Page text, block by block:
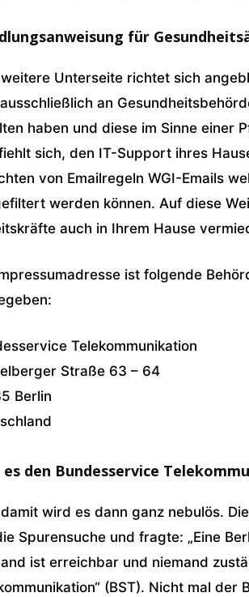
für
weitere Unterseite richtet sich
an
haben und diese im Sinne einer
sich, den IT-Support ihres
von Emailregeln WGI-Emails
werden können. Auf diese
auch in Ihrem Hause
ist folgende
Telekommunikation
Straße 63 – 64
Berlin
es den Bundesservice
wird es dann ganz nebulös.
Spurensuche und fragte: „Eine
ist erreichbar und niemand
(BST). Nicht mal